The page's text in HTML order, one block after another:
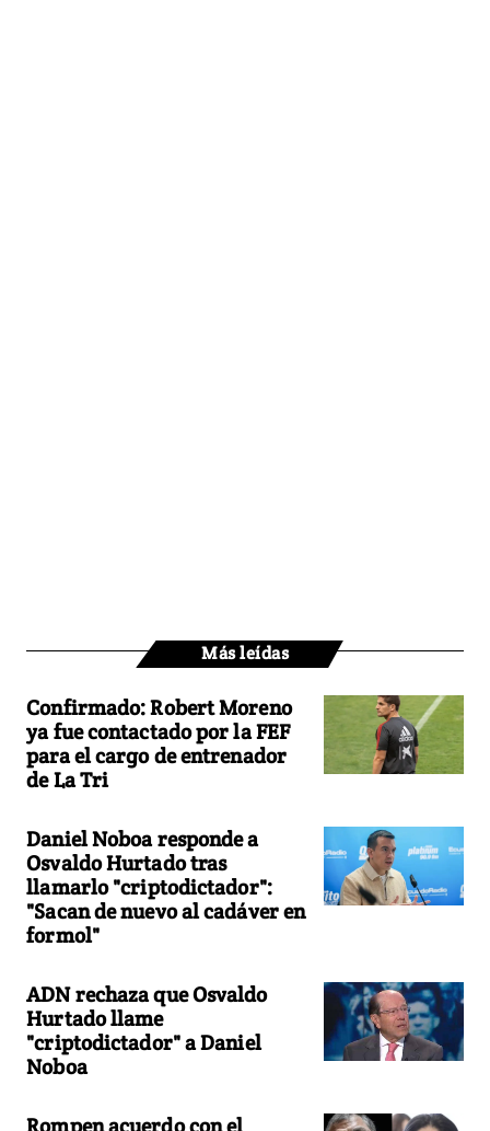
Más leídas
Confirmado: Robert Moreno
ya fue contactado por la FEF
para el cargo de entrenador
de La Tri
Daniel Noboa responde a
Osvaldo Hurtado tras
llamarlo "criptodictador":
"Sacan de nuevo al cadáver en
formol"
ADN rechaza que Osvaldo
Hurtado llame
"criptodictador" a Daniel
Noboa
Rompen acuerdo con el